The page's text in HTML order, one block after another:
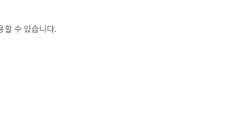
할 수 있습니다.